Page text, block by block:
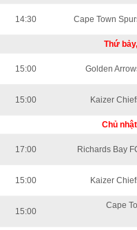
14:30 Cape Town
Thứ
15:00 Golden
15:00 Kaizer
Chủ
17:00 Richards Bay
15:00 Kaizer
15:00
Cape